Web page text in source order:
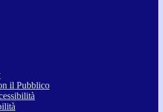
il Pubblico